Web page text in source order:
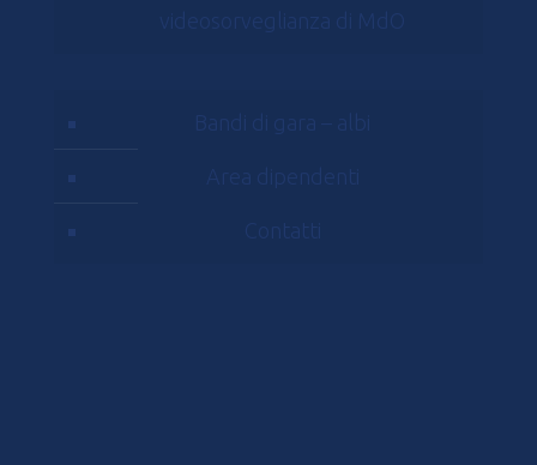
videosorveglianza di MdO
Bandi di gara – albi
Area dipendenti
Contatti